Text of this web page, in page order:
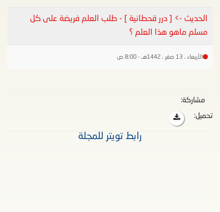
الحديث -> [ درر قحطانية ] - طلب العلم فريضة على كل
مسلم ماهو هذا العلم ؟
الأربعاء ، 13 صفر ، 1442هـ - 8:00 ص
مشاركة:
تحميل:
رابط تويتر للمجلة